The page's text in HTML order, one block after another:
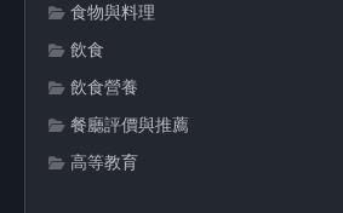
食物與料理
飲食
飲食營養
餐廳評價與推薦
高等教育